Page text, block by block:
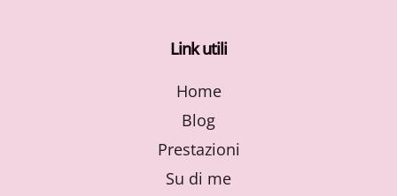
Link utili
Home
Blog
Prestazioni
Su di me